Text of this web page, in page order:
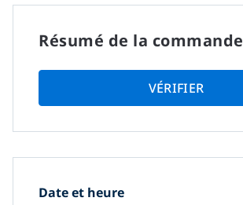
Résumé de la commande
VÉRIFIER
Date et heure